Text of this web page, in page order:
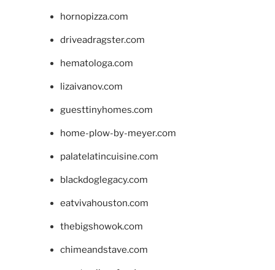
hornopizza.com
driveadragster.com
hematologa.com
lizaivanov.com
guesttinyhomes.com
home-plow-by-meyer.com
palatelatincuisine.com
blackdoglegacy.com
eatvivahouston.com
thebigshowok.com
chimeandstave.com